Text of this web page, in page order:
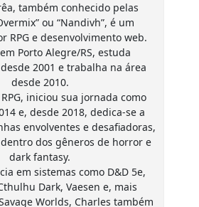
também conhecido pelas
ou “Nandivh”, é um
RPG e desenvolvimento web.
Porto Alegre/RS, estuda
2001 e trabalha na área
desde 2010.
iniciou sua jornada como
e, desde 2018, dedica-se a
envolventes e desafiadoras,
dos gêneros de horror e
dark fantasy.
em sistemas como D&D 5e,
Dark, Vaesen e, mais
Worlds, Charles também